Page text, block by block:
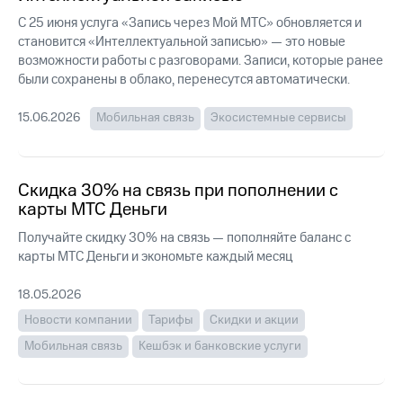
красивый
номер
Заменить
SIM-
карту
на
Для дома
и подключите
ТВ
тарифом
Тарифы
Интернет,
ТВ и телефон
для дома
Услуги
Личный
кабинет
интернета
ТВ
Личный
кабинет
спутникового
ТВ
приложение
Мой
МТС
Акции
С 25 июня услуга «Запись через Мой МТС» обновляется и
становится «Интеллектуальной записью» — это новые
возможности работы с разговорами. Записи, которые ранее
были сохранены в облако, перенесутся автоматически.
15.06.2026 Мобильная связь Экосистемные сервисы
Скидка 30% на связь при пополнении с
карты МТС Деньги
Получайте скидку 30% на связь — пополняйте баланс с
карты МТС Деньги и экономьте каждый месяц
18.05.2026
Новости компании
Тарифы
Скидки и акции
Мобильная связь
Кешбэк и банковские услуги